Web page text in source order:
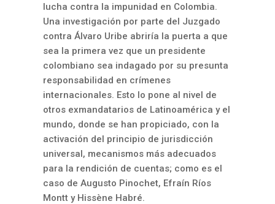
lucha contra la impunidad en Colombia.
Una investigación por parte del Juzgado
contra Álvaro Uribe abriría la puerta a que
sea la primera vez que un presidente
colombiano sea indagado por su presunta
responsabilidad en crímenes
internacionales. Esto lo pone al nivel de
otros exmandatarios de Latinoamérica y el
mundo, donde se han propiciado, con la
activación del principio de jurisdicción
universal, mecanismos más adecuados
para la rendición de cuentas; como es el
caso de Augusto Pinochet, Efraín Ríos
Montt y Hissène Habré.